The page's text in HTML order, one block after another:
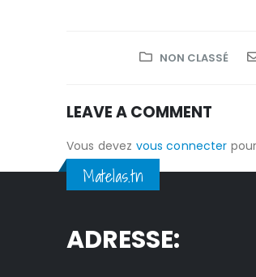
NON CLASSÉ
LEAVE A COMMENT
Vous devez vous connecter
Matelas.tn
ADRESSE: